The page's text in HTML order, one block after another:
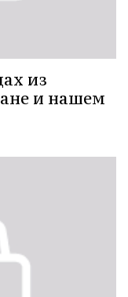
из
и нашем